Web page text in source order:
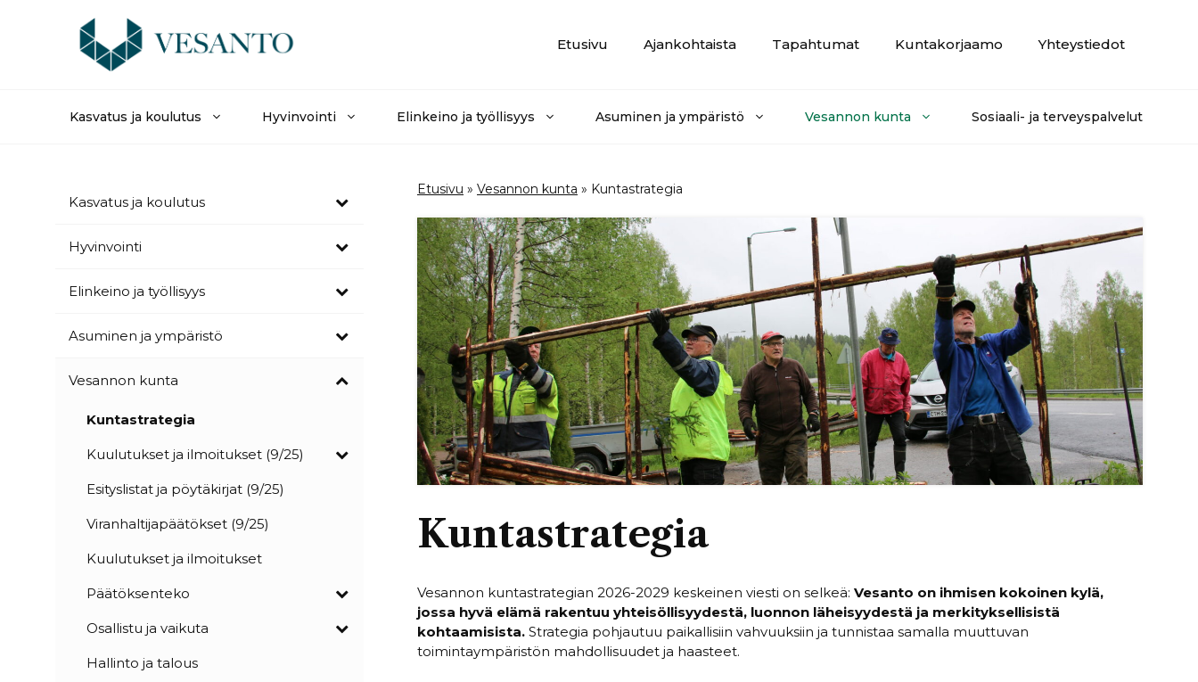
Etusivu
Ajankohtaista Tapahtumat Kuntakorjaamo Yhteystiedot
Kasvatus ja koulutus Hyvinvointi Elinkeino ja työllisyys Asuminen ja ympäristö Vesannon kunta Sosiaali- ja terveyspalvelut
Etusivu » Vesannon kunta » Kuntastrategia
Kuntastrategia
Vesannon kuntastrategian 2026-2029 keskeinen viesti on selkeä: Vesanto on ihmisen kokoinen kylä,
jossa hyvä elämä rakentuu yhteisöllisyydestä, luonnon läheisyydestä ja merkityksellisistä
kohtaamisista. Strategia pohjautuu paikallisiin vahvuuksiin ja tunnistaa samalla muuttuvan
toimintaympäristön mahdollisuudet ja haasteet.
Kasvatus ja koulutus
Hyvinvointi
Elinkeino ja työllisyys
Asuminen ja ympäristö
Vesannon kunta
Kuntastrategia
Kuulutukset ja ilmoitukset (9/25)
Esityslistat ja pöytäkirjat (9/25)
Viranhaltijapäätökset (9/25)
Kuulutukset ja ilmoitukset
Päätöksenteko
Osallistu ja vaikuta
Hallinto ja talous